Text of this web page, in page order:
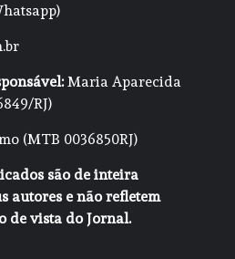
Maria Aparecida
RJ)
(MTB 0036850RJ)
são de inteira
autores e não refletem
de vista do Jornal.